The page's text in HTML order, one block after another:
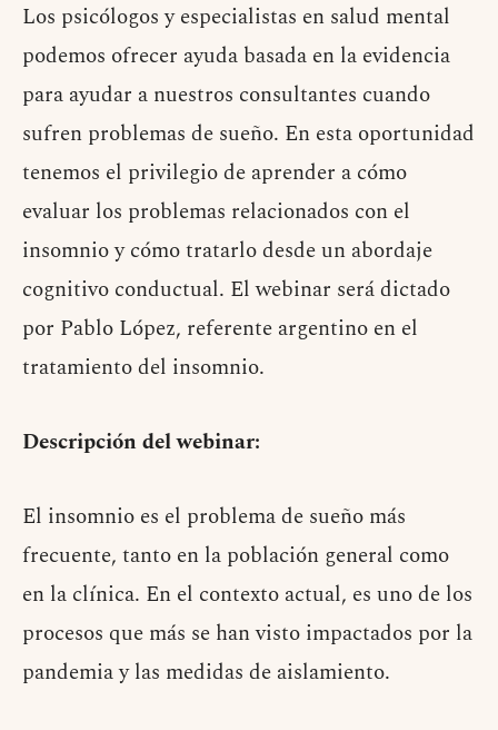
Los psicólogos y especialistas en salud mental
podemos ofrecer ayuda basada en la evidencia
para ayudar a nuestros consultantes cuando
sufren problemas de sueño. En esta oportunidad
tenemos el privilegio de aprender a cómo
evaluar los problemas relacionados con el
insomnio y cómo tratarlo desde un abordaje
cognitivo conductual. El webinar será dictado
por Pablo López, referente argentino en el
tratamiento del insomnio.
Descripción del webinar:
El insomnio es el problema de sueño más
frecuente, tanto en la población general como
en la clínica. En el contexto actual, es uno de los
procesos que más se han visto impactados por la
pandemia y las medidas de aislamiento.